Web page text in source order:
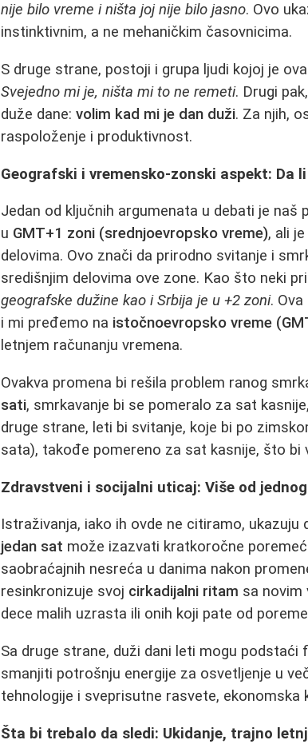
nije bilo vreme i ništa joj nije bilo jasno. Ovo
instinktivnim, a ne mehaničkim časovnicima.
S druge strane, postoji i grupa ljudi kojoj je
Svejedno mi je, ništa mi to ne remeti. Drugi
duže dane:volim kad mi je dan duži. Za njih,
raspoloženje i produktivnost.
Geografski i vremensko-zonski aspekt: Da
Jedan od ključnih argumenata u debati je
u GMT+1 zoni (srednjoevropsko vreme), ali
delovima. Ovo znači da prirodno svitanje i
središnjim delovima ove zone. Kao što neki
geografske dužine kao i Srbija je u +2 zoni.
i mi pređemo na istočnoevropsko vreme
letnjem računanju vremena.
Ovakva promena bi rešila problem ranog
sati, smrkavanje bi se pomeralo za sat
druge strane, leti bi svitanje, koje bi po
sata), takođe pomereno za sat kasnije, što
Zdravstveni i socijalni uticaj: Više od
Istraživanja, iako ih ovde ne citiramo,
jedan sat može izazvati kratkoročne
saobraćajnih nesreća u danima nakon
resinkronizuje svoj cirkadijalni ritam sa novim
dece malih uzrasta ili onih koji pate od
Sa druge strane, duži dani leti mogu
smanjiti potrošnju energije za osvetljenje u
tehnologije i sveprisutne rasvete,
Šta bi trebalo da sledi: Ukidanje, trajno